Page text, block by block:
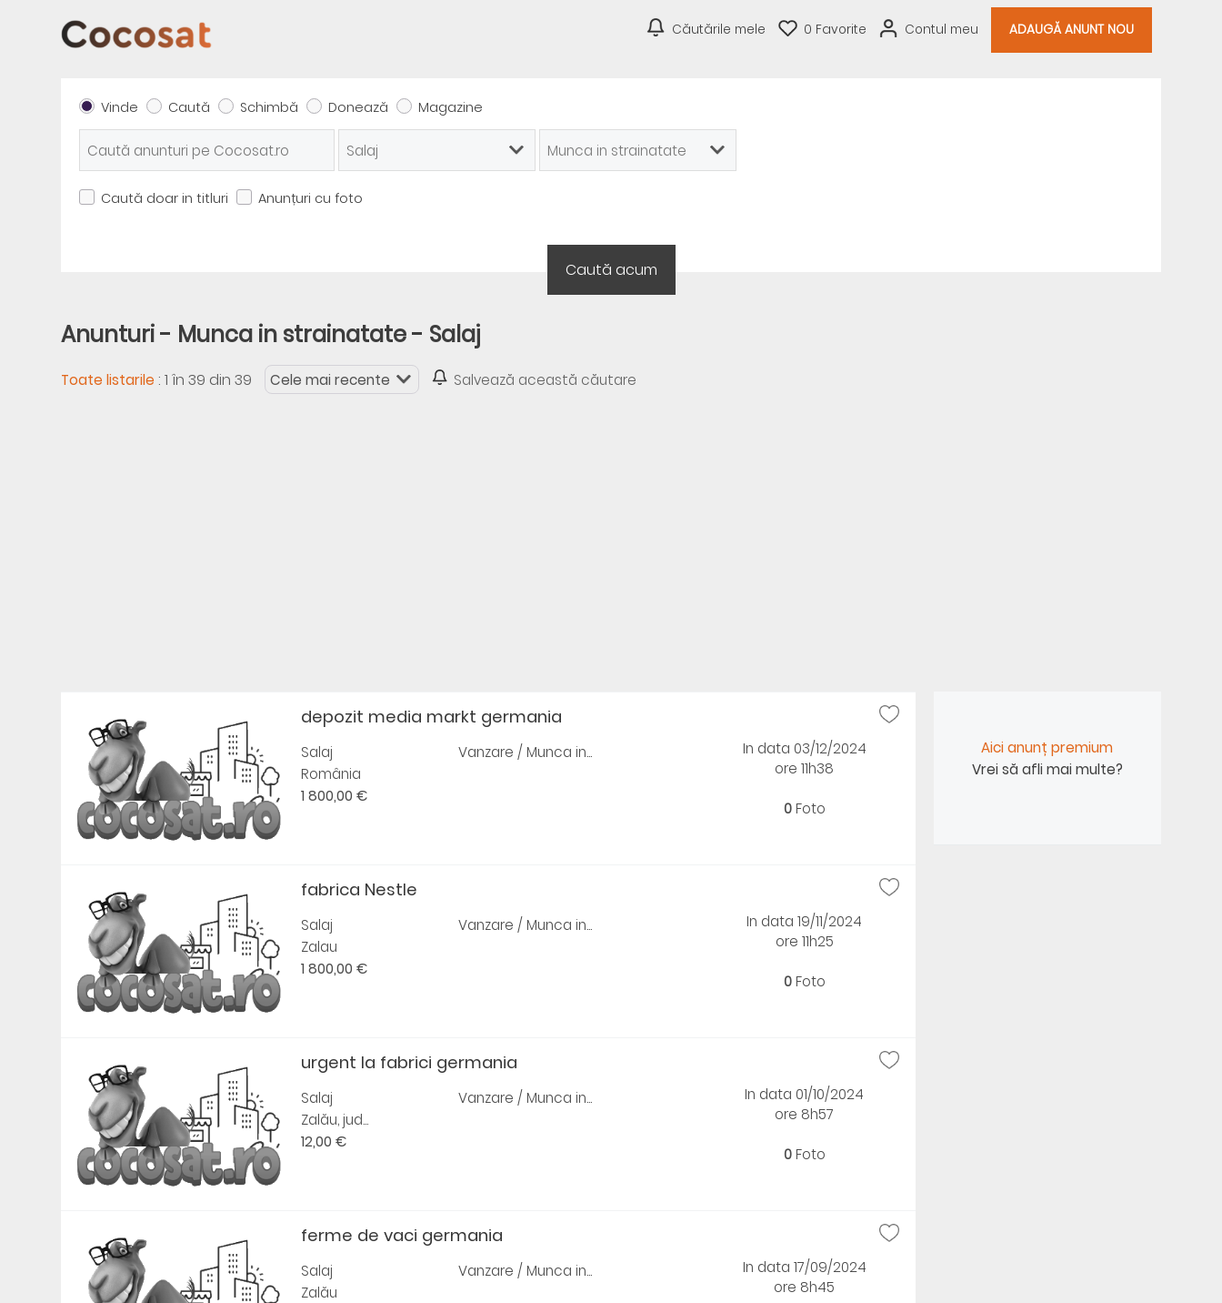
Căutările mele 0 Favorite Contul meu ADAUGĂ ANUNT NOU
Vinde Caută Schimbă Donează Magazine
Caută doar in titluri Anunțuri cu foto
Anunturi - Munca in strainatate - Salaj
Toate listarile :1 în 39 din 39 Salvează această căutare
depozit media markt germania
Salaj
România
1 800,00 €
Vanzare / Munca in...
In data 03/12/2024
ore 11h38
0Foto
fabrica Nestle
Salaj
Zalau
1 800,00 €
Vanzare / Munca in...
In data 19/11/2024
ore 11h25
0Foto
urgent la fabrici germania
Salaj
Zalău, jud...
12,00 €
Vanzare / Munca in...
In data 01/10/2024
ore 8h57
0Foto
ferme de vaci germania
Salaj
Zalău
Vanzare / Munca in...
In data 17/09/2024
ore 8h45
Aici anunț premium
Vrei să afli mai multe?